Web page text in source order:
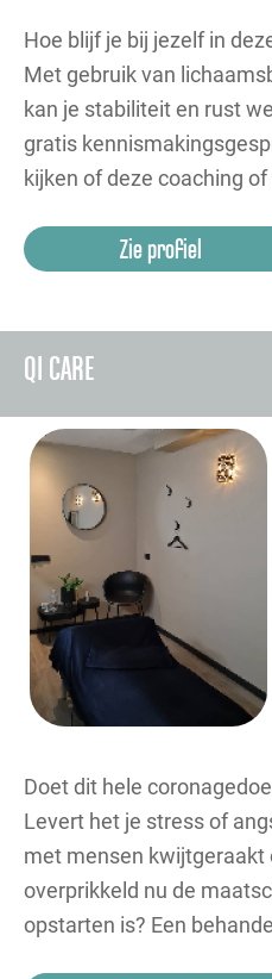
Hoe blijf je bij jezelf in
Met gebruik van
kan je stabiliteit en rust
gratis
kijken of deze coaching
Zie profiel
QI CARE
Doet dit hele
Levert het je stress of
met mensen kwijtgeraakt
overprikkeld nu de
opstarten is? Een